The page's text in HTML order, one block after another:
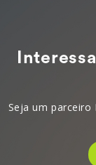
Seja um parceiro